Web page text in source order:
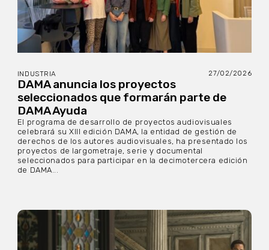
INDUSTRIA 27/02/2026
DAMA anuncia los proyectos
seleccionados que formarán parte de
DAMA Ayuda
El programa de desarrollo de proyectos audiovisuales
celebrará su XIII edición DAMA, la entidad de gestión de
derechos de los autores audiovisuales, ha presentado los
proyectos de largometraje, serie y documental
seleccionados para participar en la decimotercera edición
de DAMA...